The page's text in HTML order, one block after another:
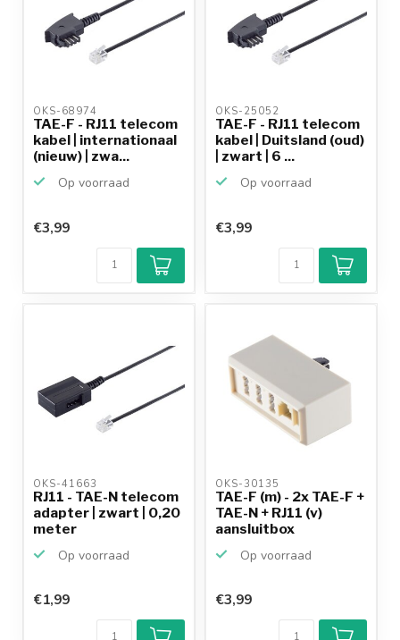
OKS-68974
TAE-F - RJ11 telecom
kabel | internationaal
(nieuw) | zwa...
Op voorraad
€3,99
OKS-25052
TAE-F - RJ11 telecom
kabel | Duitsland (oud)
| zwart | 6 ...
Op voorraad
€3,99
OKS-41663
RJ11 - TAE-N telecom
adapter | zwart | 0,20
meter
Op voorraad
€1,99
OKS-30135
TAE-F (m) - 2x TAE-F +
TAE-N + RJ11 (v)
aansluitbox
Op voorraad
€3,99